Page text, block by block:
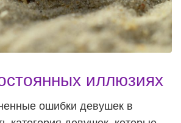
иллюзиях
ошибки девушек в